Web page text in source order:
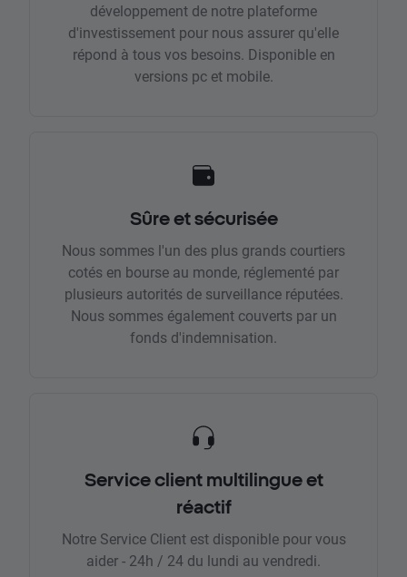
développement de notre plateforme
d'investissement pour nous assurer qu'elle
répond à tous vos besoins. Disponible en
versions pc et mobile.
Sûre et sécurisée
Nous sommes l'un des plus grands courtiers
cotés en bourse au monde, réglementé par
plusieurs autorités de surveillance réputées.
Nous sommes également couverts par un
fonds d'indemnisation.
Service client multilingue et
réactif
Notre Service Client est disponible pour vous
aider - 24h / 24 du lundi au vendredi.